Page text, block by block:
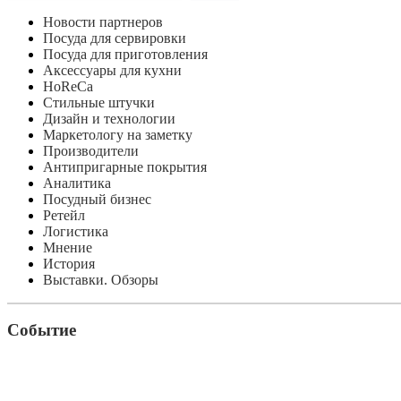
Новости партнеров
Посуда для сервировки
Посуда для приготовления
Аксессуары для кухни
HoReCa
Стильные штучки
Дизайн и технологии
Маркетологу на заметку
Производители
Антипригарные покрытия
Аналитика
Посудный бизнес
Ретейл
Логистика
Мнение
История
Выставки. Обзоры
Событие